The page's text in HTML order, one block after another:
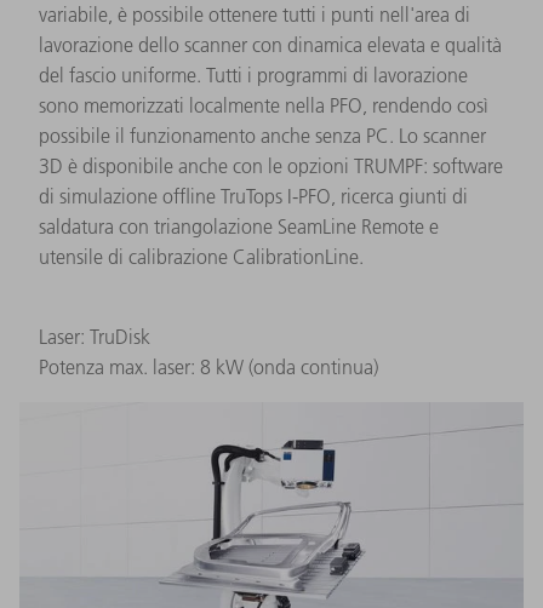
variabile, è possibile ottenere tutti i punti nell'area di
lavorazione dello scanner con dinamica elevata e qualità
del fascio uniforme. Tutti i programmi di lavorazione
sono memorizzati localmente nella PFO, rendendo così
possibile il funzionamento anche senza PC. Lo scanner
3D è disponibile anche con le opzioni TRUMPF: software
di simulazione offline TruTops I-PFO, ricerca giunti di
saldatura con triangolazione SeamLine Remote e
utensile di calibrazione CalibrationLine.
Laser: TruDisk
Potenza max. laser: 8 kW (onda continua)